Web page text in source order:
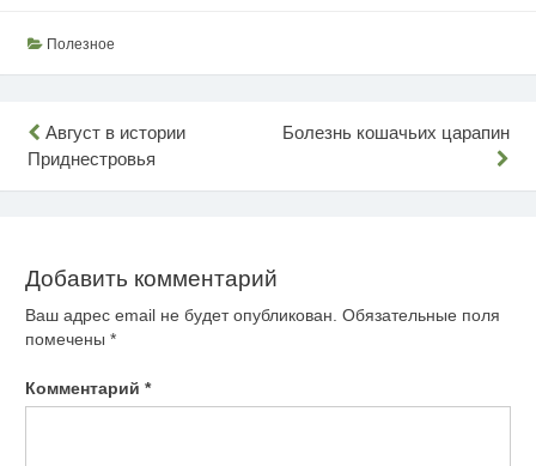
Полезное
Навигация
по
Август в истории
Приднестровья
Болезнь кошачьих царапин
Добавить комментарий
Ваш адрес email не будет опубликован. Обязательные поля
помечены *
Комментарий *